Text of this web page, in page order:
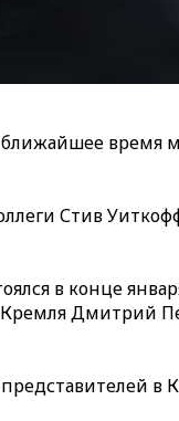
время
Стив
в конце
Дмитрий